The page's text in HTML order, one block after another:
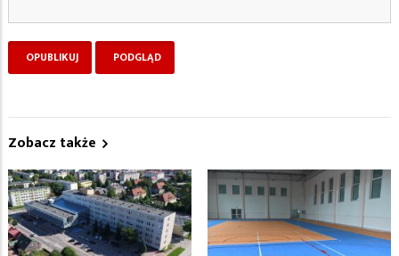
Zobacz także